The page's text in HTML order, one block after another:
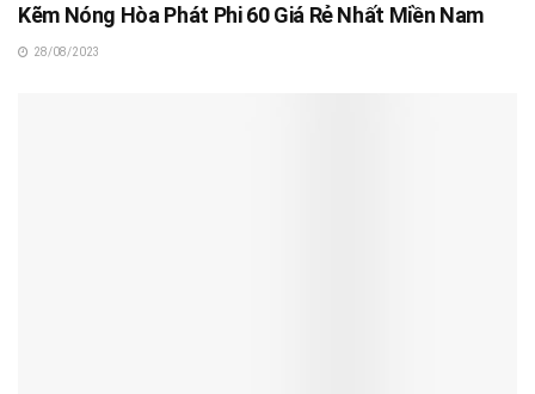
Kẽm Nóng Hòa Phát Phi 60 Giá Rẻ Nhất Miền Nam
28/08/2023